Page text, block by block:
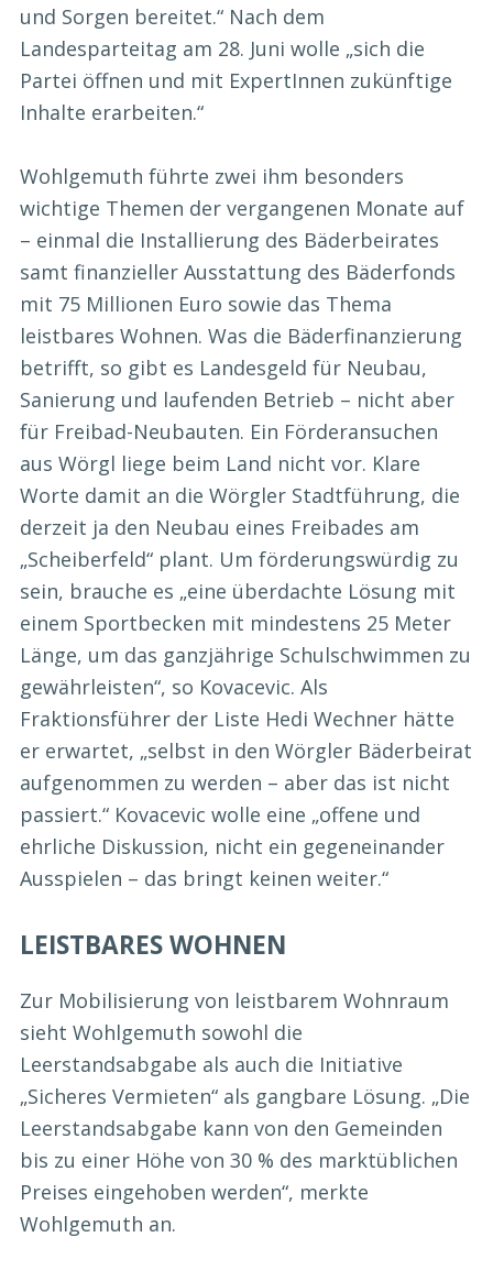
und Sorgen bereitet.“ Nach dem
Landesparteitag am 28. Juni wolle „sich die
Partei öffnen und mit ExpertInnen zukünftige
Inhalte erarbeiten.“
Wohlgemuth führte zwei ihm besonders
wichtige Themen der vergangenen Monate auf
– einmal die Installierung des Bäderbeirates
samt finanzieller Ausstattung des Bäderfonds
mit 75 Millionen Euro sowie das Thema
leistbares Wohnen. Was die Bäderfinanzierung
betrifft, so gibt es Landesgeld für Neubau,
Sanierung und laufenden Betrieb – nicht aber
für Freibad-Neubauten. Ein Förderansuchen
aus Wörgl liege beim Land nicht vor. Klare
Worte damit an die Wörgler Stadtführung, die
derzeit ja den Neubau eines Freibades am
„Scheiberfeld“ plant. Um förderungswürdig zu
sein, brauche es „eine überdachte Lösung mit
einem Sportbecken mit mindestens 25 Meter
Länge, um das ganzjährige Schulschwimmen zu
gewährleisten“, so Kovacevic. Als
Fraktionsführer der Liste Hedi Wechner hätte
er erwartet, „selbst in den Wörgler Bäderbeirat
aufgenommen zu werden – aber das ist nicht
passiert.“ Kovacevic wolle eine „offene und
ehrliche Diskussion, nicht ein gegeneinander
Ausspielen – das bringt keinen weiter.“
LEISTBARES WOHNEN
Zur Mobilisierung von leistbarem Wohnraum
sieht Wohlgemuth sowohl die
Leerstandsabgabe als auch die Initiative
„Sicheres Vermieten“ als gangbare Lösung. „Die
Leerstandsabgabe kann von den Gemeinden
bis zu einer Höhe von 30 % des marktüblichen
Preises eingehoben werden“, merkte
Wohlgemuth an.